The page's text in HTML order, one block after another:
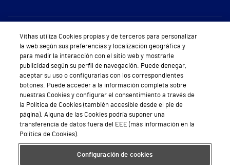
Sobre Vithas
Quiénes somos
Trabajar en Vithas
Teléfono Cita Médica
Teléfono Atención al Cliente
Política de seguridad y salud en el trabajo
Conoce a Supervita
Vithas utiliza Cookies propias y de terceros para personalizar
la web según sus preferencias y localización geográfica y
para medir la interacción con el sitio web y mostrarle
publicidad según su perfil de navegación. Puede denegar,
aceptar su uso o configurarlas con los correspondientes
botones. Puede acceder a la información completa sobre
nuestras Cookies y configurar el consentimiento a través de
la Política de Cookies (también accesible desde el pie de
página). Alguna de las Cookies podría suponer una
transferencia de datos fuera del EEE (más información en la
Política de Cookies).
Configuración de cookies